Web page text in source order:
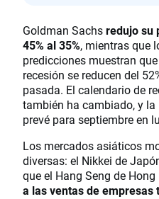
Goldman Sachsredujo su
45% al ​​35%, mientras que
predicciones muestran
recesión se reducen del
pasada. El calendario de
también ha cambiado, y
prevé para septiembre en
Los mercados asiáticos
diversas: el Nikkei de
que el Hang Seng de
a las ventas de empresas